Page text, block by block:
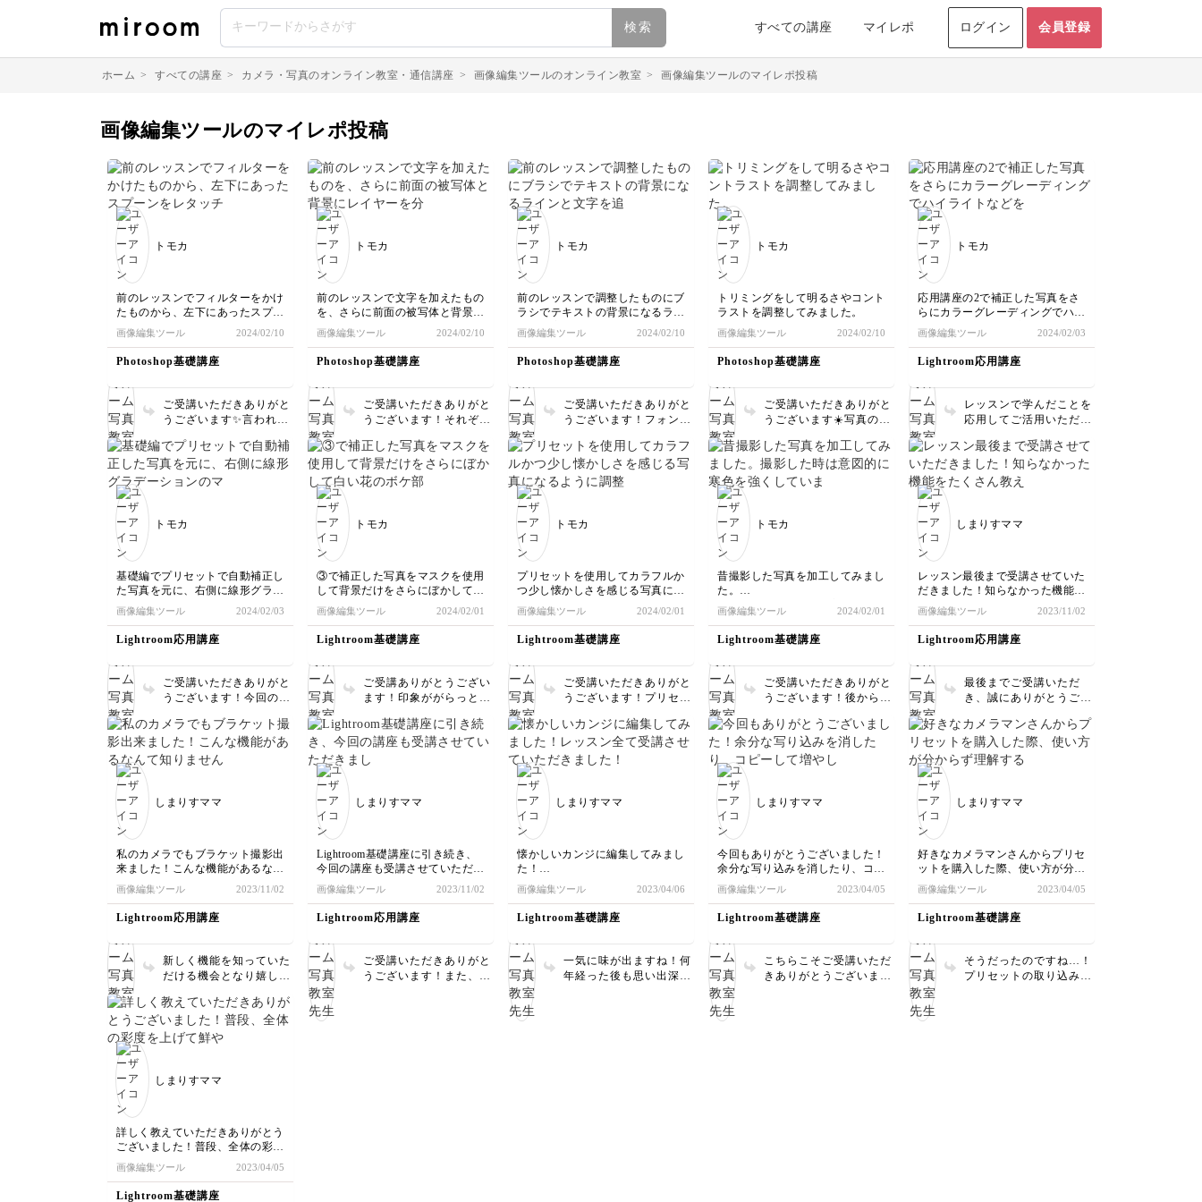
検索 すべての講座 マイレポ ログイン 会員登録
ホーム > すべての講座 > カメラ・写真のオンライン教室・通信講座 > 画像編集ツールのオンライン教室 > 画像編集ツールのマイレポ投稿
画像編集ツールのマイレポ投稿
トモカ
前のレッスンでフィルターをかけ
たものから、左下にあったスプー
ンをレタッチで削除してみまし
た。
画像編集ツール 2024/02/10
Photoshop基礎講座
ご受講いただきありがと
うございます✨言われて
も自然にレタッチされて
いますね！仕上がりの素
敵さも一段と増していま
トモカ
前のレッスンで文字を加えたもの
を、さらに前面の被写体と背景に
レイヤーを分け、それぞれにフィ
ルターをかけてみました。
画像編集ツール 2024/02/10
Photoshop基礎講座
ご受講いただきありがと
うございます！それぞれ
けるご発想がとても素敵
です✨背景にフィルター
がかかったことでより被
トモカ
前のレッスンで調整したものにブ
ラシでテキストの背景になるライ
ンと文字を追加してみました。
画像編集ツール 2024/02/10
Photoshop基礎講座
ご受講いただきありがと
うございます！フォント
チしており、文字によっ
て雰囲気がより作られる
一枚ですね❁文字を入れ
トモカ
トリミングをして明るさやコント
ラストを調整してみました。
画像編集ツール 2024/02/10
Photoshop基礎講座
ご受講いただきありがと
うございます☀️写真の編
柔らかな一枚に仕上がり
ましたね！お花の色の白
さも引き立っており、美
トモカ
応用講座の2で補正した写真をさ
らにカラーグレーディングでハイ
ライトなどを細かく調整して、少
し古めかしい懐かしさを感じるよ
うな写真にしてみました。
画像編集ツール 2024/02/03
Lightroom応用講座
レッスンで学んだことを
応用してご活用いただき
レトロ感のある一枚に仕
上がっていますね！風鈴
とそのような雰囲気の相
トモカ
基礎編でプリセットで自動補正し
た写真を元に、右側に線形グラデ
ーションのマスクをかけて明るさ
を補正、さらに手前の風鈴以外を
背景のマスクにして色味や明るさ
などを補正してみました。
画像編集ツール 2024/02/03
Lightroom応用講座
ご受講いただきありがと
うございます！今回のレ
うのでやや難しかったと
思いますが、早速使いこ
なしていらっしゃって素
だけたら嬉しいです💡
トモカ
③で補正した写真をマスクを使用
して背景だけをさらにぼかして白
い花のボケ部分を少なく補正して
花の部分を少しだけシャープにし
て際立つようにしてみました。
画像編集ツール 2024/02/01
Lightroom基礎講座
ご受講ありがとうござい
ます！印象ががらっと変
色や形の美しさがより引
き立つ一枚に感じます🌷
トモカ
プリセットを使用してカラフルか
つ少し懐かしさを感じる写真にな
るように調整してみました。
画像編集ツール 2024/02/01
Lightroom基礎講座
ご受講いただきありがと
うございます！プリセッ
にぐっと奥行き感や深み
が出ていますね✨背景の
色も素敵ですが風鈴の色
トモカ
昔撮影した写真を加工してみまし
た。
撮影した時は意図的に寒色を強く
していましたが並べてみるとafter
の方が柔らかくていい感じだなぁ
と思いました。
す。
画像編集ツール 2024/02/01
Lightroom基礎講座
ご受講いただきありがと
うございます！後から
の良いところですね。お
っしゃる通りLightroom
は細かく補正ができるの
しまりすママ
レッスン最後まで受講させていた
だきました！知らなかった機能を
たくさん教えていただき、ありが
とうございました。Lightroomで
写真をより思い通りに仕上げるこ
とが出来るようになりました！
画像編集ツール 2023/11/02
Lightroom応用講座
最後までご受講いただ
き、誠にありがとうござ
かなか知る機会がない機
能を知っていただき、幅
を広げていただく講座で
りです。引き出しとして
しまりすママ
私のカメラでもブラケット撮影出
来ました！こんな機能があるなん
て知りませんでした！
画像編集ツール 2023/11/02
Lightroom応用講座
新しく機能を知っていた
だける機会となり嬉しい
つけるのが難しい時など
にぜひ使ってみてくださ
い📸
しまりすママ
Lightroom基礎講座に引き続き、
今回の講座も受講させていただき
ました。RAWで撮影したことが
無かったので、知識がついて良か
ったです。私のカメラでも、画質
とRAWを数段階で切り替えるこ
画像編集ツール 2023/11/02
Lightroom応用講座
ご受講いただきありがと
うございます！また、お
しまりすママ
懐かしいカンジに編集してみまし
た！
レッスン全て受講させていただき
ました！ありがとうございました
(^^)
画像編集ツール 2023/04/06
Lightroom基礎講座
一気に味が出ますね！何
年経った後も思い出深い
しまりすママ
今回もありがとうございました！
余分な写り込みを消したり、コピ
ーして増やしたりできるのは便利
ですね！！
膝の近くの小さい人を消そうとし
たんですが、草に混ざっているの
の時点で、消せそうかどうか考え
ておくことが大事ですね！
画像編集ツール 2023/04/05
Lightroom基礎講座
こちらこそご受講いただ
きありがとうございま
しまりすママ
好きなカメラマンさんからプリセ
ットを購入した際、使い方が分か
らず理解するまですごく時間がか
かったので、早くこの講座に出会
いたかったです…(；ω；)笑
画像編集ツール 2023/04/05
Lightroom基礎講座
そうだったのですね…！
プリセットの取り込み方
しまりすママ
詳しく教えていただきありがとう
ございました！普段、全体の彩度
を上げて鮮やかに仕上げることが
多いのですが、被写体によっては
安っぽい印象になってしまうのが
画像編集ツール 2023/04/05
Lightroom基礎講座